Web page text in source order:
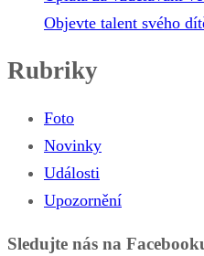
Objevte talent svého
Rubriky
Foto
Novinky
Události
Upozornění
Sledujte nás na